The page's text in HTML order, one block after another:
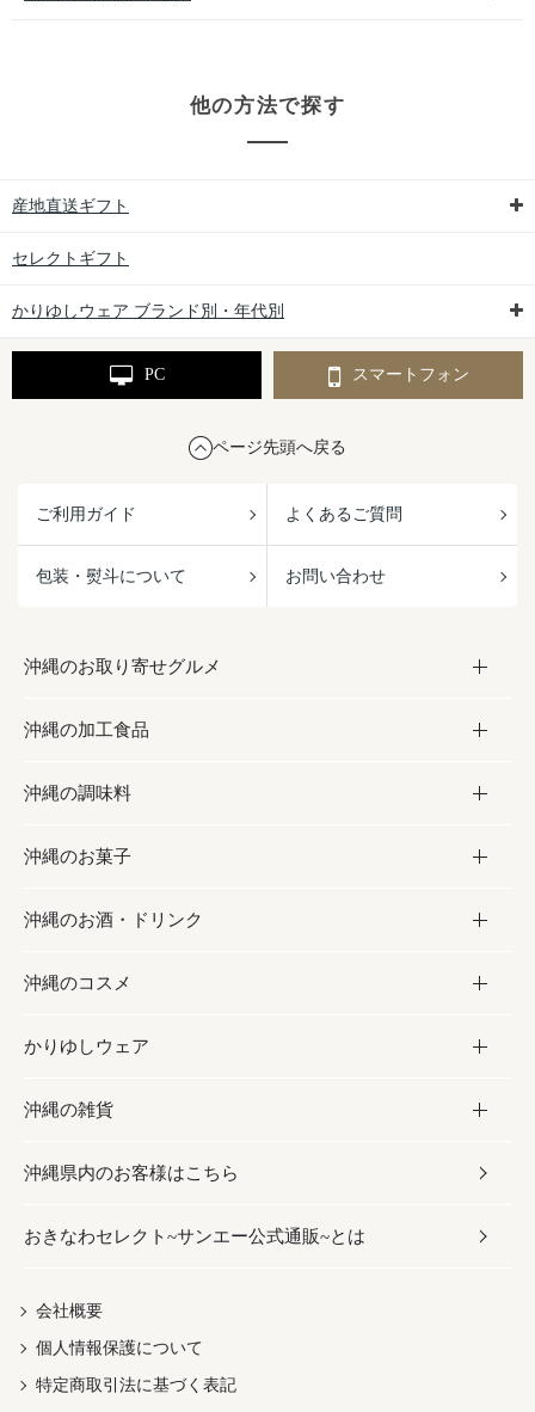
他の方法で探す
産地直送ギフト
セレクトギフト
かりゆしウェア ブランド別・年代別
PC スマートフォン
ページ先頭へ戻る
ご利用ガイド よくあるご質問
包装・熨斗について お問い合わせ
沖縄のお取り寄せグルメ
お取り寄せグルメ
フルーツ・野菜
お肉
海産物
沖縄の加工食品
加工食品
缶詰／パウチ
沖縄料理
沖縄そば／乾麺
レトルト食品
乾物／粉類
沖縄の調味料
調味料
砂糖／黒砂糖
塩
お酢／ドレッシング
しょうゆ
みそ
だし／スパイス／島唐辛子
沖縄のお菓子
お菓子
黒糖
ちんすこう
伝統菓子
スナック
おつまみ
紅芋
沖縄のお酒・ドリンク
お酒・ドリンク
泡盛
ビール・チューハイ
ワイン・ウィスキー・カクテル
ドリンク
茶葉
沖縄のコスメ
コスメ
スキンケア
ボディケア
ヘアケア
UVケア
かりゆしウェア
かりゆしウェア
メンズ
レディース
沖縄の雑貨
雑貨
沖縄ファッション
伝統工芸品
沖縄県内のお客様はこちら
おきなわセレクト~サンエー公式通販~とは
会社概要
個人情報保護について
特定商取引法に基づく表記